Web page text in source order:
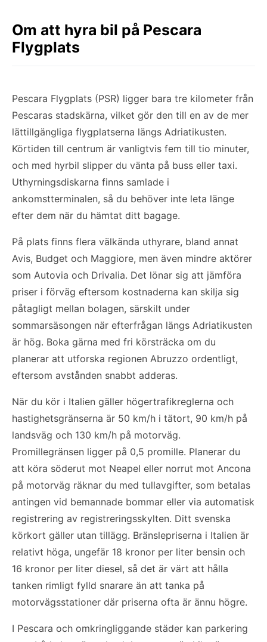
Om att hyra bil på Pescara
Flygplats
Pescara Flygplats (PSR) ligger bara tre kilometer från
Pescaras stadskärna, vilket gör den till en av de mer
lättillgängliga flygplatserna längs Adriatikusten.
Körtiden till centrum är vanligtvis fem till tio minuter,
och med hyrbil slipper du vänta på buss eller taxi.
Uthyrningsdiskarna finns samlade i
ankomstterminalen, så du behöver inte leta länge
efter dem när du hämtat ditt bagage.
På plats finns flera välkända uthyrare, bland annat
Avis, Budget och Maggiore, men även mindre aktörer
som Autovia och Drivalia. Det lönar sig att jämföra
priser i förväg eftersom kostnaderna kan skilja sig
påtagligt mellan bolagen, särskilt under
sommarsäsongen när efterfrågan längs Adriatikusten
är hög. Boka gärna med fri körsträcka om du
planerar att utforska regionen Abruzzo ordentligt,
eftersom avstånden snabbt adderas.
När du kör i Italien gäller högertrafikreglerna och
hastighetsgränserna är 50 km/h i tätort, 90 km/h på
landsväg och 130 km/h på motorväg.
Promillegränsen ligger på 0,5 promille. Planerar du
att köra söderut mot Neapel eller norrut mot Ancona
på motorväg räknar du med tullavgifter, som betalas
antingen vid bemannade bommar eller via automatisk
registrering av registreringsskylten. Ditt svenska
körkort gäller utan tillägg. Bränslepriserna i Italien är
relativt höga, ungefär 18 kronor per liter bensin och
16 kronor per liter diesel, så det är värt att hålla
tanken rimligt fylld snarare än att tanka på
motorvägsstationer där priserna ofta är ännu högre.
I Pescara och omkringliggande städer kan parkering